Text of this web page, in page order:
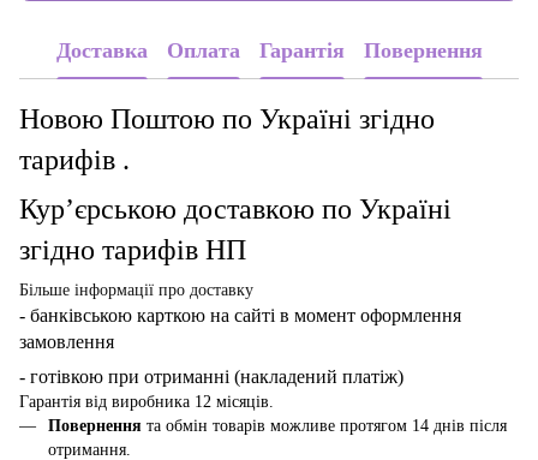
Доставка Оплата Гарантія Повернення
Новою Поштою по Україні згідно
тарифів .
Кур’єрською доставкою по Україні
згідно тарифів НП
Більше інформації про доставку
- банківською карткою на сайті в момент оформлення
замовлення
- готівкою при отриманні (накладений платіж)
Гарантія від виробника 12 місяців.
Повернення та обмін товарів можливе протягом 14 днів після
отримання.